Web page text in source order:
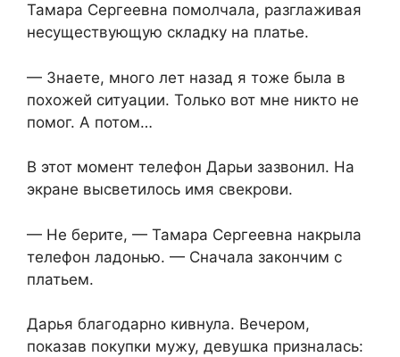
Тамара Сергеевна помолчала, разглаживая
несуществующую складку на платье.
— Знаете, много лет назад я тоже была в
похожей ситуации. Только вот мне никто не
помог. А потом…
В этот момент телефон Дарьи зазвонил. На
экране высветилось имя свекрови.
— Не берите, — Тамара Сергеевна накрыла
телефон ладонью. — Сначала закончим с
платьем.
Дарья благодарно кивнула. Вечером,
показав покупки мужу, девушка призналась: